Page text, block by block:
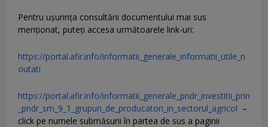
Pentru uşurinţa consultării documentului mai sus
menţionat, puteţi accesa următoarele link-uri:
https://portal.afir.info/informatii_generale_informatii_utile_n
outati
https://portal.afir.info/informatii_generale_pndr_investitii_prin
_pndr_sm_9_1_grupuri_de_producatori_in_sectorul_agricol –
click pe numele submăsurii în partea de sus a paginii